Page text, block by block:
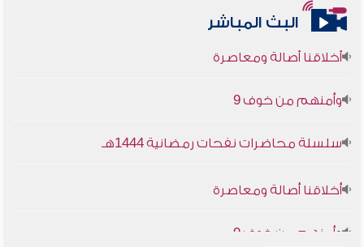
البث المباشر